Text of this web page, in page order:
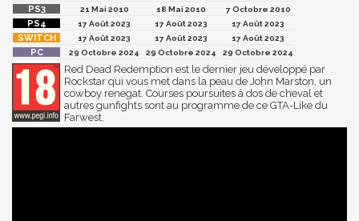
21 Mai 2010
18 Mai 2010
7 Octobre 2010
17 Août 2023
17 Août 2023
17 Août 2023
17 Août 2023
17 Août 2023
17 Août 2023
29 Octobre 2024
29 Octobre 2024 29 Octobre 2024
Red Dead Redemption est le dernier jeu développé par
Rockstar qui vous met dans la peau de John Marston, un
cowboy renegat. Courses poursuites à dos de cheval et
autres gunfights sont au programme de ce GTA-Like du
Farwest.